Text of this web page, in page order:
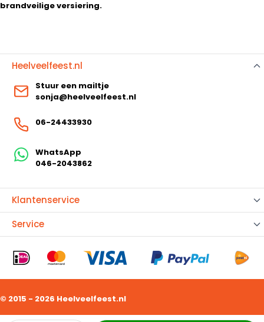
brandveilige versiering.
Klantenservice
Service
Heelveelfeest.nl
Stuur een mailtje
sonja@heelveelfeest.nl
06-24433930
WhatsApp
046-2043862
© 2015 - 2026 Heelveelfeest.nl